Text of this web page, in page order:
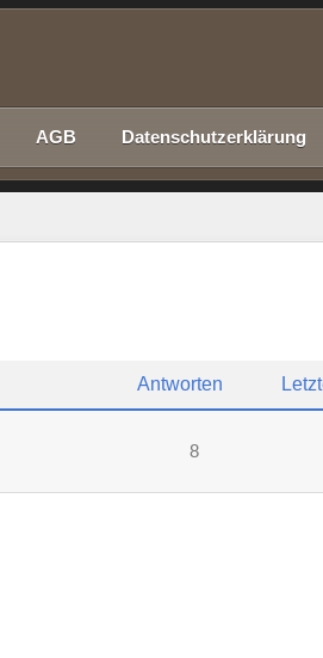
AGB Datenschutzerklärung
Antworten
8